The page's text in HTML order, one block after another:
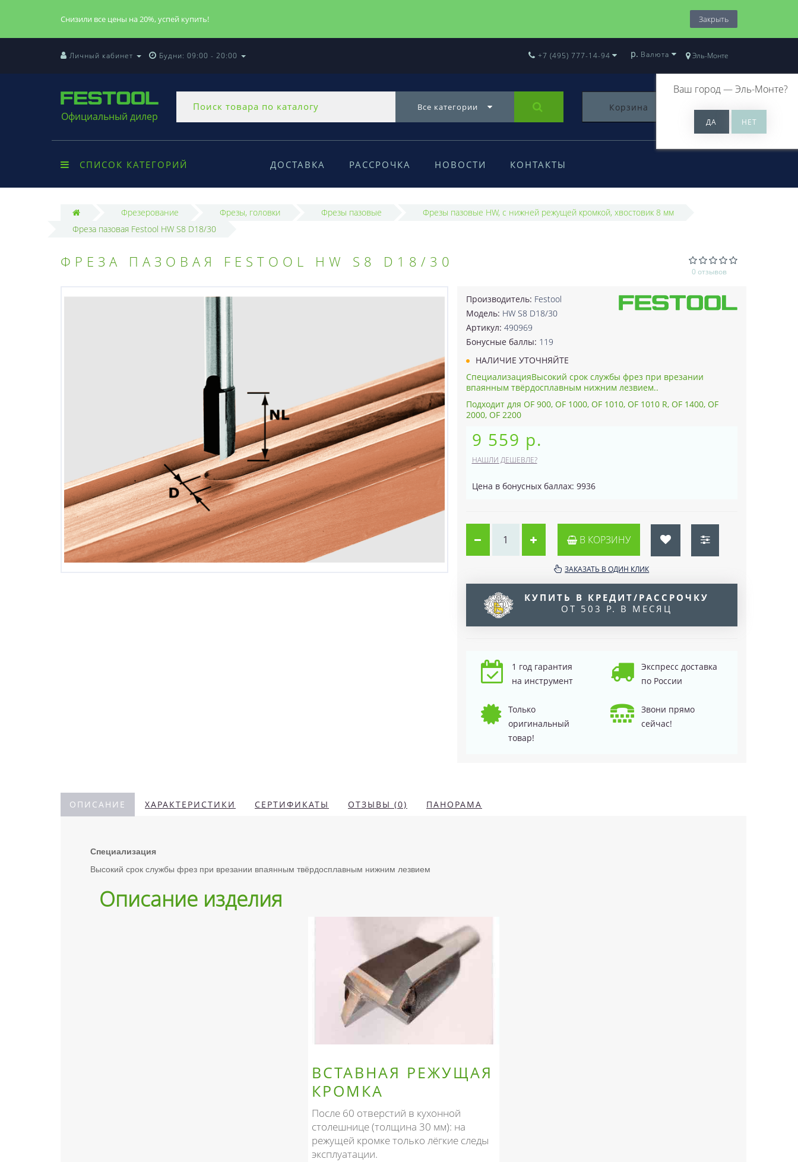
Снизили все цены на 20%, успей купить! Закрыть
Личный кабинет Будни: 09:00 - 20:00 Эль-Монте
Ваш город —Эль-Монте?
+7 (495) 777-14-94 р. Валюта
Официальный дилер
Все категории Корзина 0
СПИСОК КАТЕГОРИЙ ДОСТАВКА РАССРОЧКА НОВОСТИ КОНТАКТЫ
Фрезерование Фрезы, головки Фрезы пазовые
Фрезы пазовые HW, с нижней режущей кромкой, хвостовик 8 мм
Фреза пазовая Festool HW S8 D18/30
ФРЕЗА ПАЗОВАЯ FESTOOL HW S8 D18/30
0 отзывов
Производитель: Festool
Модель: HW S8 D18/30
Артикул: 490969
Бонусные баллы: 119
НАЛИЧИЕ УТОЧНЯЙТЕ
СпециализацияВысокий срок службы фрез при врезании
впаянным твёрдосплавным нижним лезвием..
Подходит для OF 900, OF 1000, OF 1010, OF 1010 R, OF 1400, OF
2000, OF 2200
9 559 р.
НАШЛИ ДЕШЕВЛЕ?
Цена в бонусных баллах: 9936
В КОРЗИНУ
ЗАКАЗАТЬ В ОДИН КЛИК
КУПИТЬ В КРЕДИТ/РАССРОЧКУ
ОТ 503 Р. В МЕСЯЦ
1 год гарантия
на инструмент
Экспресс доставка
по России
Только
оригинальный
товар!
Звони прямо
сейчас!
ОПИСАНИЕ ХАРАКТЕРИСТИКИ СЕРТИФИКАТЫ ОТЗЫВЫ (0) ПАНОРАМА
Специализация
Высокий срок службы фрез при врезании впаянным твёрдосплавным нижним лезвием
Описание изделия
ВСТАВНАЯ РЕЖУЩАЯ
КРОМКА
После 60 отверстий в кухонной
столешнице (толщина 30 мм): на
режущей кромке только лёгкие следы
эксплуатации.